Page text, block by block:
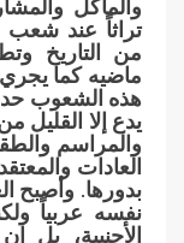
والمآكل
تراثاً عند
من التاريخ
ماضيه كما
هذه الشعوب
يدع إلا القليل
والمراسم
العادات
بدورها. وأصبح
نفسه عربياً
الأجنبية، بل